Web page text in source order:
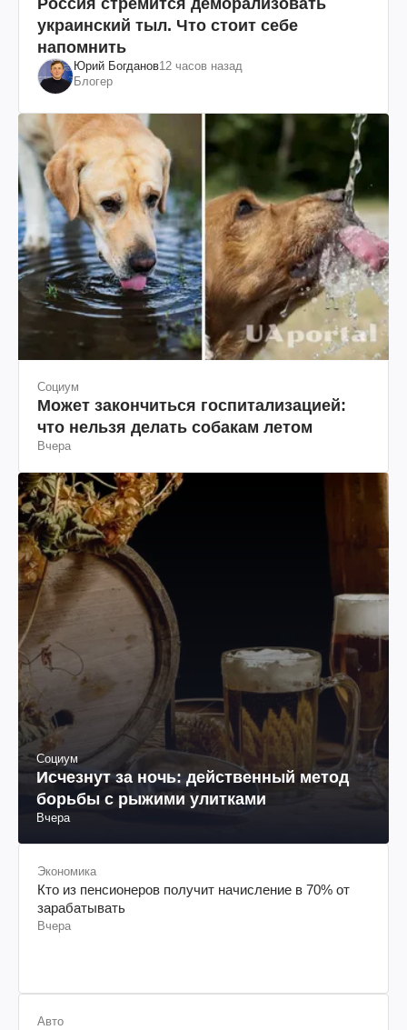
украинский тыл. Что стоит себе
напомнить
Юрий Богданов12 часов назад
Блогер
Социум
Может закончиться госпитализацией:
что нельзя делать собакам летом
Вчера
Социум
Исчезнут за ночь: действенный метод
борьбы с рыжими улитками
Вчера
Экономика
Кто из пенсионеров получит начисление в 70% от
зарабатывать
Вчера
Авто